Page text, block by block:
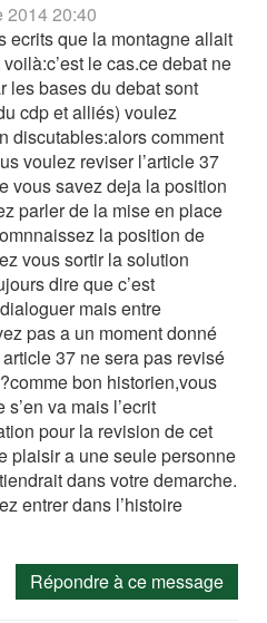
2014 20:40
ecrits que la montagne allait
le cas.ce debat ne
les bases du debat sont
cdp et alliés) voulez
discutables:alors comment
voulez reviser l’article 37
vous savez deja la position
parler de la mise en place
la position de
vous sortir la solution
dire que c’est
mais entre
pas a un moment donné
37 ne sera pas revisé
bon historien,vous
va mais l’ecrit
pour la revision de cet
plaisir a une seule personne
dans votre demarche.
entrer dans l’histoire
Répondre à ce message